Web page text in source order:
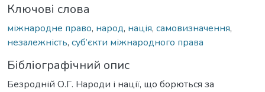
Ключові слова
міжнародне право, народ, нація, самовизначення,
незалежність, суб’єкти міжнародного права
Бібліографічний опис
Безродній О.Г. Народи і нації, що борються за